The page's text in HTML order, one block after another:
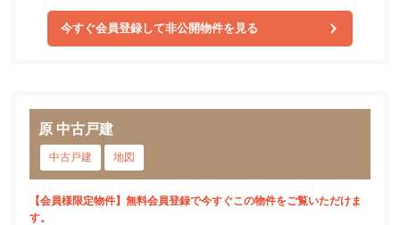
今すぐ会員登録して非公開物件を見る
原 中古戸建
中古戸建 地図
【会員様限定物件】無料会員登録で今すぐこの物件をご覧いただけま
す。